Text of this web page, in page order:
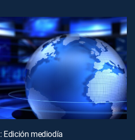
Edición mediodía